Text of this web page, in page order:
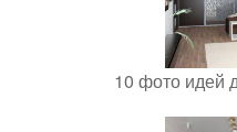
10 фото идей